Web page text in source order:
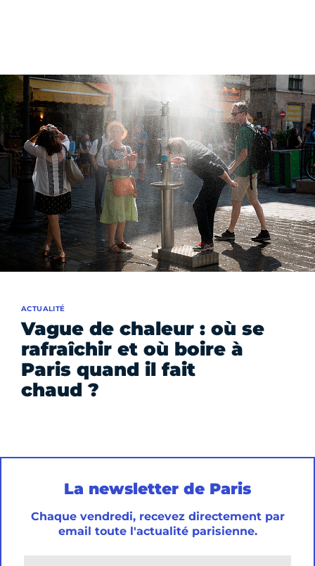
Vague de chaleur : où se
rafraîchir et où boire à
Paris quand il fait
chaud ?
ACTUALITÉ
La newsletter de Paris
Chaque vendredi, recevez directement par
email toute l'actualité parisienne.